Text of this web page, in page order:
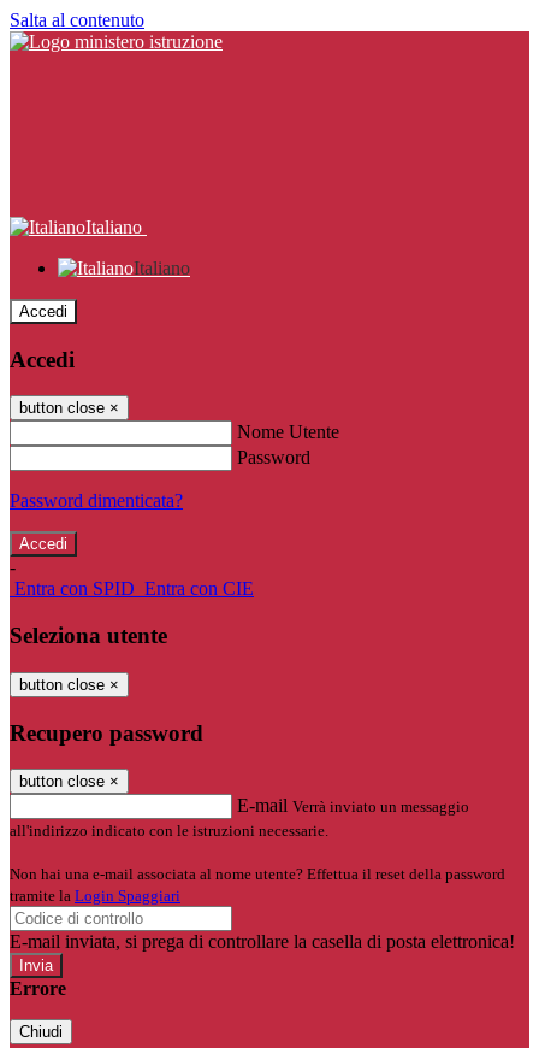
Salta al contenuto
Italiano
Italiano
Accedi
Accedi
button close ×
Nome Utente
Password
Password dimenticata?
-
Entra con SPID Entra con CIE
Seleziona utente
button close ×
Recupero password
button close ×
E-mail Verrà inviato un messaggio
all'indirizzo indicato con le istruzioni necessarie.
Non hai una e-mail associata al nome utente? Effettua il reset della password
tramite la Login Spaggiari
E-mail inviata, si prega di controllare la casella di posta elettronica!
Errore
Chiudi